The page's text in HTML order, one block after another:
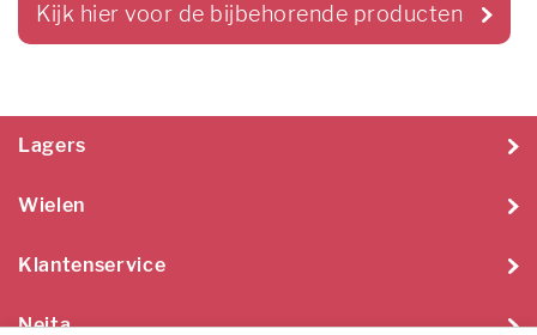
Kijk hier voor de bijbehorende producten
Lagers
Wielen
Klantenservice
Neita